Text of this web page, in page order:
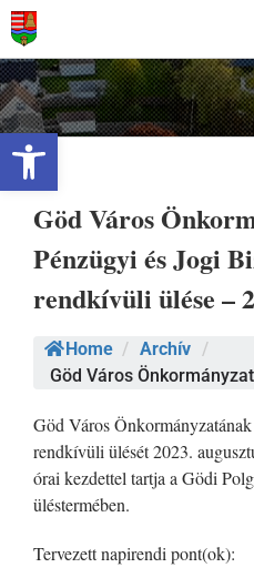
Eszköztár megnyitása
Kihagyás
Göd Város
Pénzügyi és Jogi
rendkívüli ülése –
Home / Archív /
Göd Város
Göd Város
rendkívüli ülését 2023.
órai kezdettel tartja a Gödi
üléstermében.
Tervezett napirendi pont(ok):